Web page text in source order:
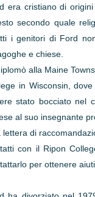
era cristiano di
secondo quale
i genitori di Ford
e chiese.
alla Maine
in Wisconsin,
stato bocciato nel
al suo insegnante
lettera di
con il Ripon
per ottenere